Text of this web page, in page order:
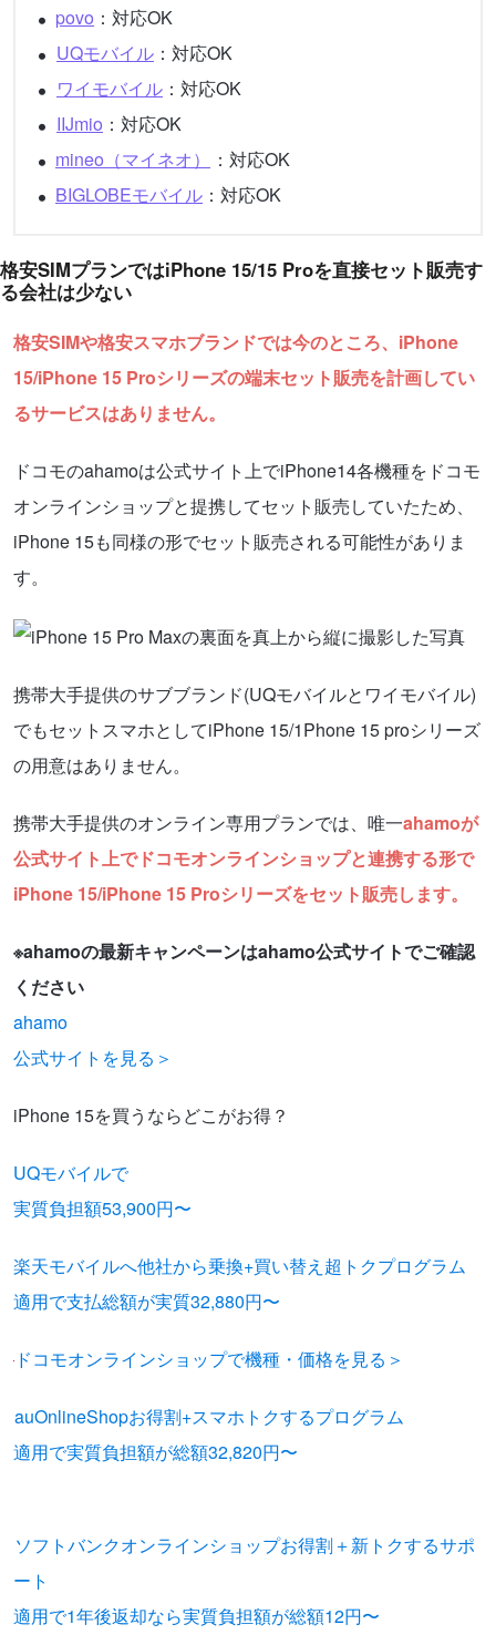
povo ：対応OK
UQモバイル ：対応OK
ワイモバイル ：対応OK
IIJmio ：対応OK
mineo（マイネオ）
：対応OK
BIGLOBEモバイル ：対応OK
格安SIMプランではiPhone 15/15 Proを直接セット販売す
る会社は少ない
格安SIMや格安スマホブランドでは今のところ、iPhone
15/iPhone 15 Proシリーズの端末セット販売を計画してい
るサービスはありません。
ドコモのahamoは公式サイト上でiPhone14各機種をドコモ
オンラインショップと提携してセット販売していたため、
iPhone 15も同様の形でセット販売される可能性がありま
す。
携帯大手提供のサブブランド(UQモバイルとワイモバイル)
でもセットスマホとしてiPhone 15/1Phone 15 proシリーズ
の用意はありません。
携帯大手提供のオンライン専用プランでは、唯一ahamoが
公式サイト上でドコモオンラインショップと連携する形で
iPhone 15/iPhone 15 Proシリーズをセット販売します。
※ahamoの最新キャンペーンはahamo公式サイトでご確認
ください
ahamo
公式サイトを見る＞
iPhone 15を買うならどこがお得？
UQモバイルで
実質負担額53,900円〜
楽天モバイルへ他社から乗換+買い替え超トクプログラム
適用で支払総額が実質32,880円〜
ドコモオンラインショップで機種・価格を見る＞
auOnlineShopお得割+スマホトクするプログラム
適用で実質負担額が総額32,820円〜
ソフトバンクオンラインショップお得割＋新トクするサポ
ート
適用で1年後返却なら実質負担額が総額12円〜